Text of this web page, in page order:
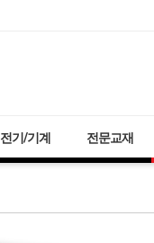
전기/기계 전문교재